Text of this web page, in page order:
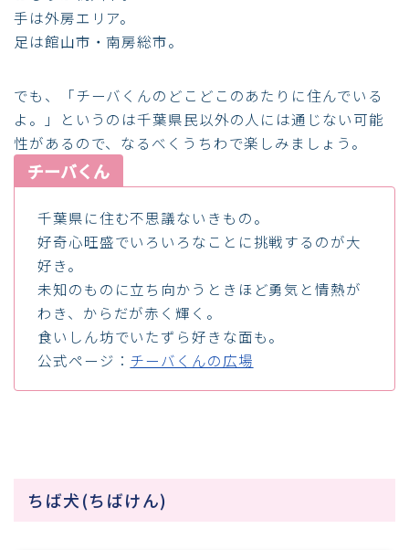
手は外房エリア。
足は館山市・南房総市。
でも、「チーバくんのどこどこのあたりに住んでいる
よ。」というのは千葉県民以外の人には通じない可能
性があるので、なるべくうちわで楽しみましょう。
チーバくん
千葉県に住む不思議ないきもの。
好奇心旺盛でいろいろなことに挑戦するのが大
好き。
未知のものに立ち向かうときほど勇気と情熱が
わき、からだが赤く輝く。
食いしん坊でいたずら好きな面も。
公式ページ： チーバくんの広場
ちば犬(ちばけん)